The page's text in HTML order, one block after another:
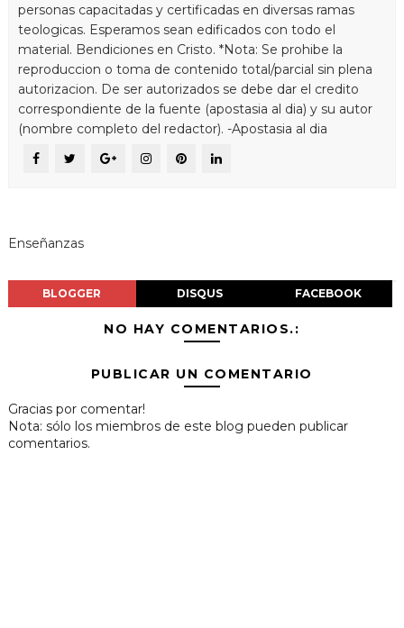
personas capacitadas y certificadas en diversas ramas
teologicas. Esperamos sean edificados con todo el
material. Bendiciones en Cristo. *Nota: Se prohibe la
reproduccion o toma de contenido total/parcial sin plena
autorizacion. De ser autorizados se debe dar el credito
correspondiente de la fuente (apostasia al dia) y su autor
(nombre completo del redactor). -Apostasia al dia
Enseñanzas
BLOGGER DISQUS FACEBOOK
NO HAY COMENTARIOS.:
PUBLICAR UN COMENTARIO
Gracias por comentar!
Nota: sólo los miembros de este blog pueden publicar
comentarios.